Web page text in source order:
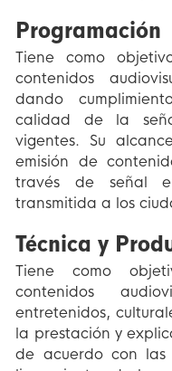
Programación
Tiene como
contenidos
dando
calidad de la
vigentes. Su
emisión de
través de señal
transmitida a los
Técnica y
Tiene como
contenidos
entretenidos,
la prestación y
de acuerdo con las